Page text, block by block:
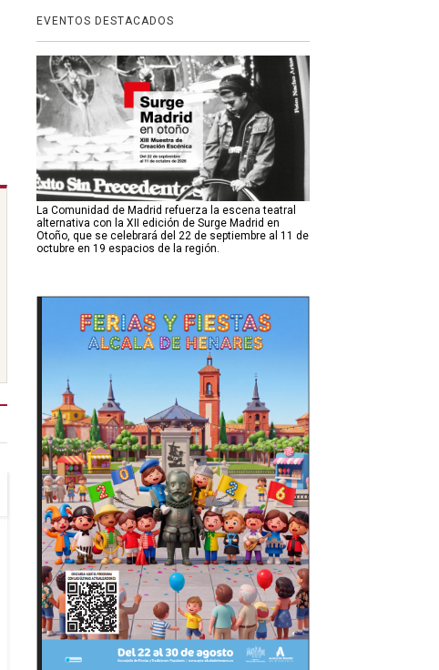
EVENTOS DESTACADOS
La Comunidad de Madrid refuerza la escena teatral
alternativa con la XII edición de Surge Madrid en
Otoño, que se celebrará del 22 de septiembre al 11 de
octubre en 19 espacios de la región.